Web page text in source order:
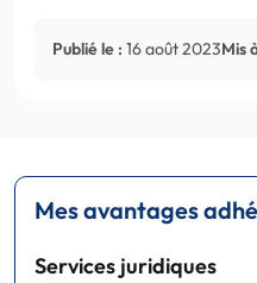
Publié le : 16 août 2023Mis
Mes avantages
Services juridiques